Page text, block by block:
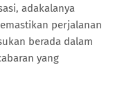
adakalanya
perjalanan
berada dalam
yang